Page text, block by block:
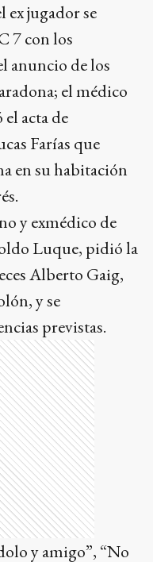
jugador se
7 con los
anuncio de los
el médico
acta de
Farías que
en su habitación
y exmédico de
Luque, pidió la
Alberto Gaig,
y se
previstas.
y amigo”, “No